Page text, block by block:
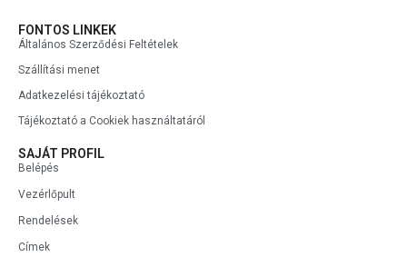
FONTOS LINKEK
Általános Szerződési Feltételek
Szállítási menet
Adatkezelési tájékoztató
Tájékoztató a Cookiek használtatáról
SAJÁT PROFIL
Belépés
Vezérlőpult
Rendelések
Címek